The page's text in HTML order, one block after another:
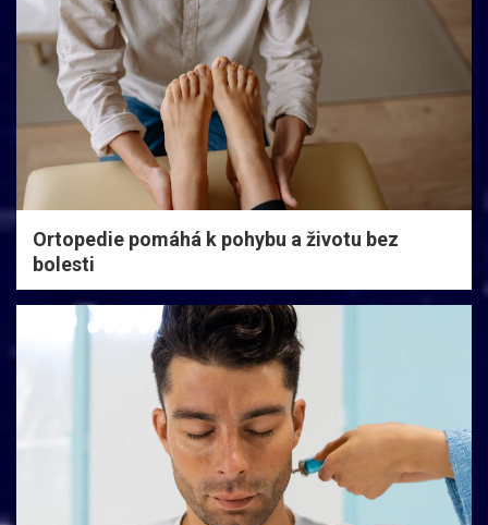
Ortopedie pomáhá k pohybu a životu bez
bolesti